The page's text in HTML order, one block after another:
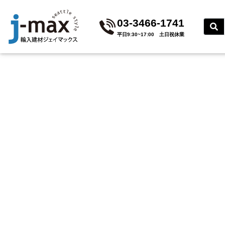
03-3466-1741
平⽇9:30~17:00 ⼟⽇祝休業